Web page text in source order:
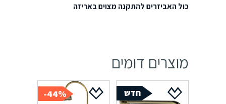
כול האביזרים להתקנה מצוים באריזה
מוצרים דומים
44%-